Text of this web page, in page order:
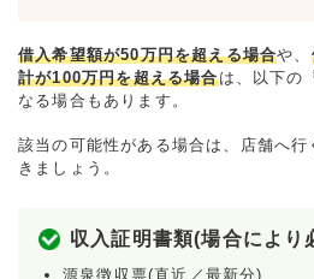
借入希望額が50万円を超える場合や、
計が100万円を超える場合は、以下の
なる場合もあります。
該当の可能性がある場合は、店舗へ
きましょう。
収入証明書類(場合により
源泉徴収票(直近／最新分)